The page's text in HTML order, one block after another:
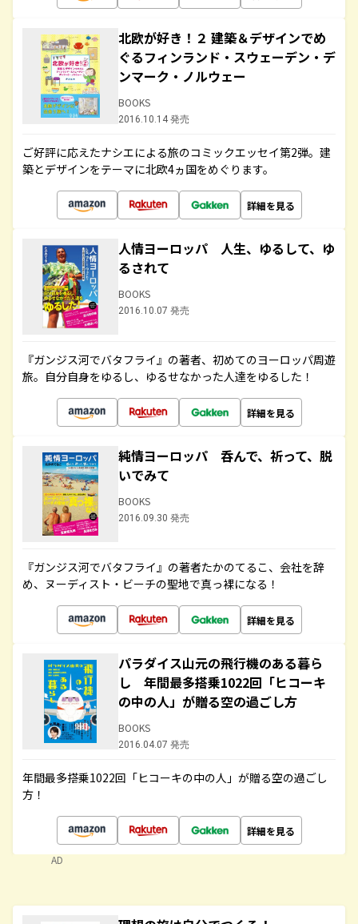
北欧が好き！２ 建築＆デザインでめ
ぐるフィンランド・スウェーデン・デ
ンマーク・ノルウェー
BOOKS
2016.10.14 発売
ご好評に応えたナシエによる旅のコミックエッセイ第2弾。建
築とデザインをテーマに北欧4ヵ国をめぐります。
詳細を見る
人情ヨーロッパ 人生、ゆるして、ゆ
るされて
BOOKS
2016.10.07 発売
『ガンジス河でバタフライ』の著者、初めてのヨーロッパ周遊
旅。自分自身をゆるし、ゆるせなかった人達をゆるした！
詳細を見る
純情ヨーロッパ 呑んで、祈って、脱
いでみて
BOOKS
2016.09.30 発売
『ガンジス河でバタフライ』の著者たかのてるこ、会社を辞
め、ヌーディスト・ビーチの聖地で真っ裸になる！
詳細を見る
パラダイス山元の飛行機のある暮ら
し 年間最多搭乗1022回「ヒコーキ
の中の人」が贈る空の過ごし方
BOOKS
2016.04.07 発売
年間最多搭乗1022回「ヒコーキの中の人」が贈る空の過ごし
方！
詳細を見る
AD